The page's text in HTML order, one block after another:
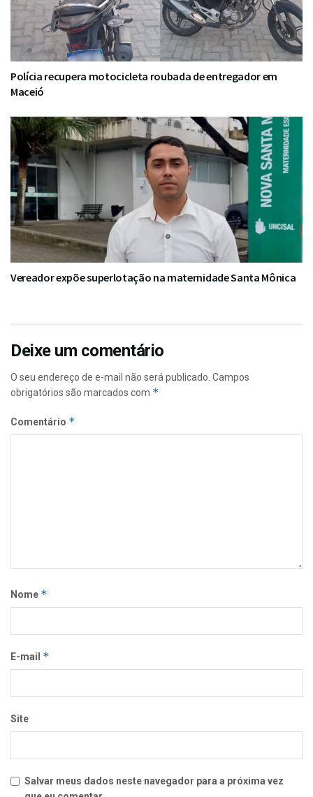
Polícia recupera motocicleta roubada de entregador em
Maceió
Vereador expõe superlotação na maternidade Santa Mônica
Deixe um comentário
O seu endereço de e-mail não será publicado. Campos
obrigatórios são marcados com *
Comentário *
Nome *
E-mail *
Site
Salvar meus dados neste navegador para a próxima vez